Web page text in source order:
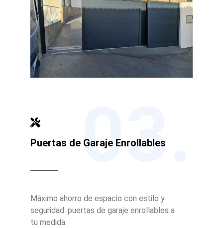
Puertas de Garaje Enrollables
03.
Máximo ahorro de espacio con estilo y
seguridad: puertas de garaje enrollables a
tu medida.